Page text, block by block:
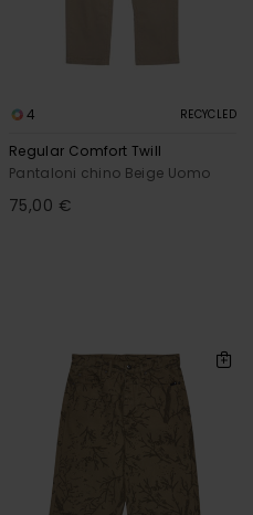
4 RECYCLED
Regular Comfort Twill
Pantaloni chino Beige Uomo
75,00 €